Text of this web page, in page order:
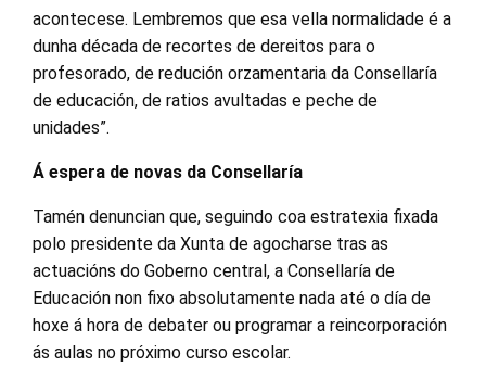
acontecese. Lembremos que esa vella normalidade é a
dunha década de recortes de dereitos para o
profesorado, de redución orzamentaria da Consellaría
de educación, de ratios avultadas e peche de
unidades”.
Á espera de novas da Consellaría
Tamén denuncian que, seguindo coa estratexia fixada
polo presidente da Xunta de agocharse tras as
actuacións do Goberno central, a Consellaría de
Educación non fixo absolutamente nada até o día de
hoxe á hora de debater ou programar a reincorporación
ás aulas no próximo curso escolar.